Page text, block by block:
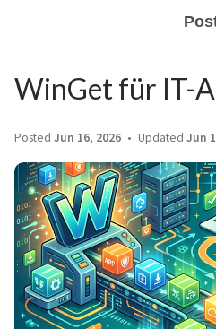
WinGet für IT-
Posted Jun 16, 2026 Updated Jun